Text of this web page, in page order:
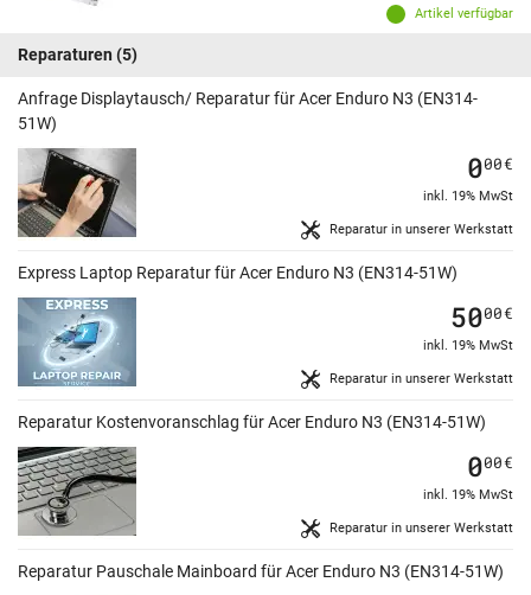
Artikel verfügbar
Reparaturen (5)
Anfrage Displaytausch/ Reparatur für Acer Enduro N3 (EN314-
51W)
Reparatur in unserer Werkstatt
000€
inkl. 19% MwSt
Express Laptop Reparatur für Acer Enduro N3 (EN314-51W)
Reparatur in unserer Werkstatt
5000€
inkl. 19% MwSt
Reparatur Kostenvoranschlag für Acer Enduro N3 (EN314-51W)
Reparatur in unserer Werkstatt
000€
inkl. 19% MwSt
Reparatur Pauschale Mainboard für Acer Enduro N3 (EN314-51W)